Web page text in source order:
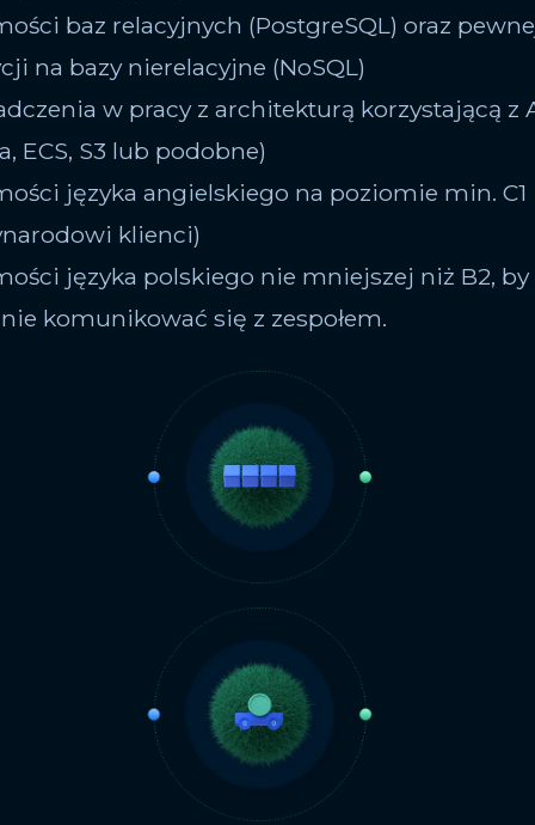
baz relacyjnych (PostgreSQL) oraz
na bazy nierelacyjne (NoSQL)
w pracy z architekturą korzystającą z
ECS, S3 lub podobne)
języka angielskiego na poziomie min. C1
klienci)
języka polskiego nie mniejszej niż B2, by
komunikować się z zespołem.